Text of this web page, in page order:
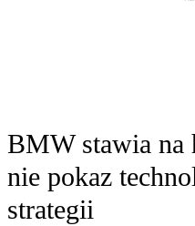
BMW stawia na
nie pokaz
strategii